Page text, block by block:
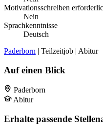
Motivationsschreiben
Nein
Sprachkenntnisse
Deutsch
Paderborn | Teilzeitjob | Abitur
Auf einen Blick
Paderborn
Abitur
Erhalte passende